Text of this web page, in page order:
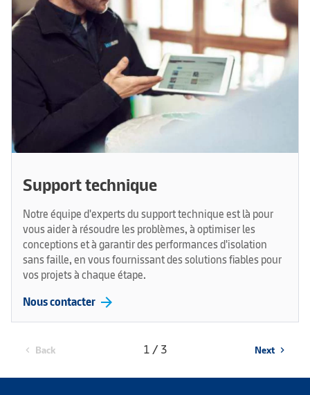
Support technique
Notre équipe d'experts du support technique est là pour
vous aider à résoudre les problèmes, à optimiser les
conceptions et à garantir des performances d'isolation
sans faille, en vous fournissant des solutions fiables pour
vos projets à chaque étape.
Nous contacter arrow_forward
chevron_left Back 1 / 3 Next chevron_right